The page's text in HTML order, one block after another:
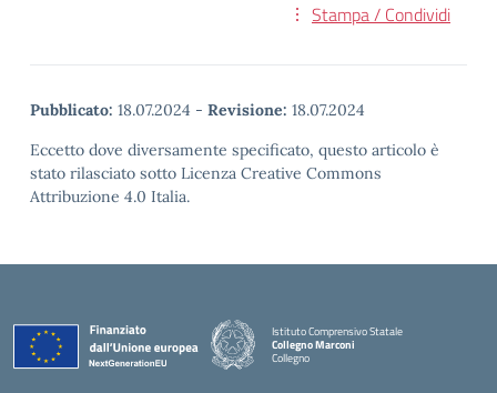
Stampa / Condividi
Pubblicato: 18.07.2024 - Revisione: 18.07.2024
Eccetto dove diversamente specificato, questo articolo è
stato rilasciato sotto Licenza Creative Commons
Attribuzione 4.0 Italia.
Istituto Comprensivo Statale
Collegno Marconi
Collegno